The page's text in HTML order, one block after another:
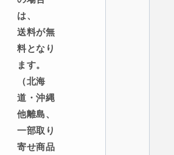
は、
送料が無
料となり
ます。
（北海
道・沖縄
他離島、
一部取り
寄せ商品